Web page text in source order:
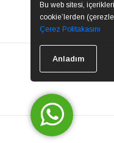
Bu web sitesi,
cookie’lerden
Çerez Politakasını
Anladım